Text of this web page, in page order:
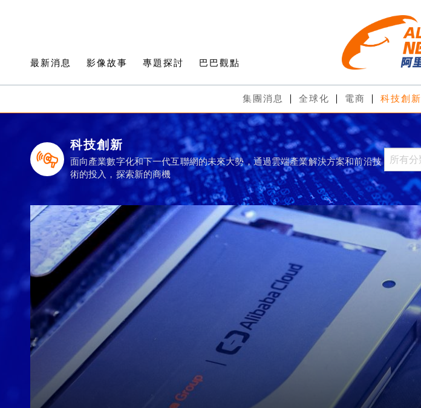
最新消息 影像故事 專題探討 巴巴觀點
集團消息 全球化 電商 科技創新
科技創新
面向產業數字化和下一代互聯網的未來大勢，通過雲端產業解決方案和前沿技
術的投入，探索新的商機